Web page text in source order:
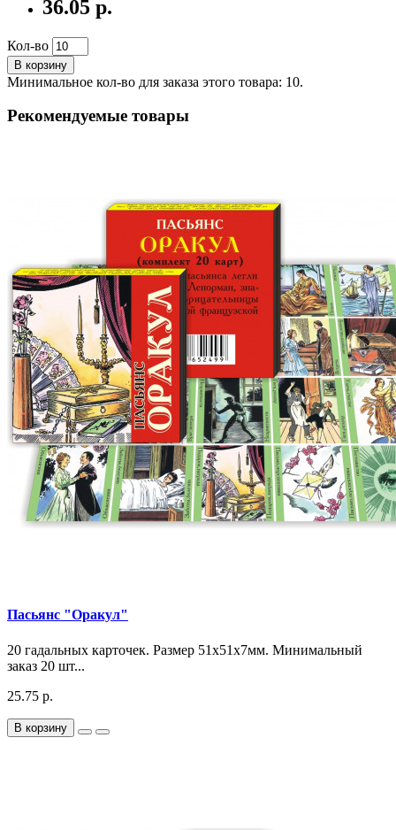
36.05 р.
Кол-во
В корзину
Минимальное кол-во для заказа этого товара: 10.
Рекомендуемые товары
Пасьянс "Оракул"
20 гадальных карточек. Размер 51х51х7мм. Минимальный
заказ 20 шт...
25.75 р.
В корзину